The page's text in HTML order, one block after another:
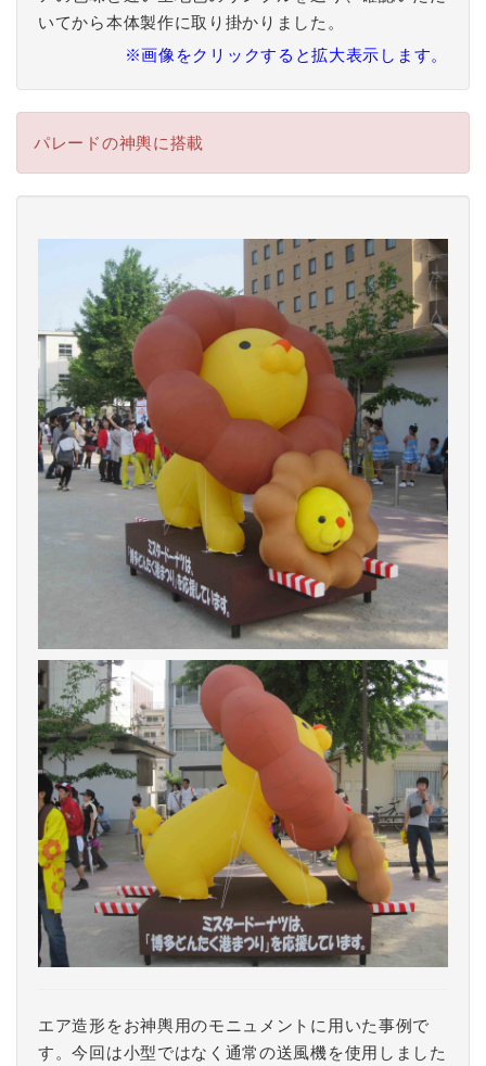
いてから本体製作に取り掛かりました。
※画像をクリックすると拡大表示します。
パレードの神輿に搭載
エア造形をお神輿用のモニュメントに用いた事例で
す。今回は小型ではなく通常の送風機を使用しました